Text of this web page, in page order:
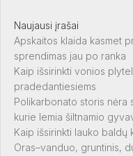
Naujausi įrašai
Apskaitos klaida kasmet
sprendimas jau po ranka
Kaip išsirinkti vonios
pradedantiesiems
Polikarbonato storis
kurie lemia šiltnamio
Kaip išsirinkti lauko
Oras–vanduo, gruntinis,